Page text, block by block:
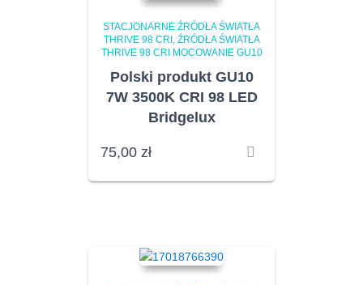
STACJONARNE ŹRÓDŁA ŚWIATŁA
THRIVE 98 CRI
ŹRÓDŁA ŚWIATŁA
THRIVE 98 CRI MOCOWANIE GU10
Polski produkt GU10
7W 3500K CRI 98 LED
Bridgelux
75,00 zł